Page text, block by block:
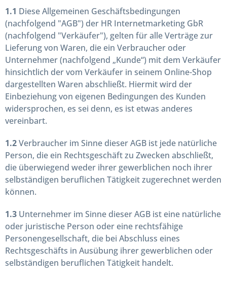
1.1 Diese Allgemeinen Geschäftsbedingungen
(nachfolgend "AGB") der HR Internetmarketing GbR
(nachfolgend "Verkäufer"), gelten für alle Verträge zur
Lieferung von Waren, die ein Verbraucher oder
Unternehmer (nachfolgend „Kunde“) mit dem Verkäufer
hinsichtlich der vom Verkäufer in seinem Online-Shop
dargestellten Waren abschließt. Hiermit wird der
Einbeziehung von eigenen Bedingungen des Kunden
widersprochen, es sei denn, es ist etwas anderes
vereinbart.
1.2Verbraucher im Sinne dieser AGB ist jede natürliche
Person, die ein Rechtsgeschäft zu Zwecken abschließt,
die überwiegend weder ihrer gewerblichen noch ihrer
selbständigen beruflichen Tätigkeit zugerechnet werden
können.
1.3 Unternehmer im Sinne dieser AGB ist eine natürliche
oder juristische Person oder eine rechtsfähige
Personengesellschaft, die bei Abschluss eines
Rechtsgeschäfts in Ausübung ihrer gewerblichen oder
selbständigen beruflichen Tätigkeit handelt.